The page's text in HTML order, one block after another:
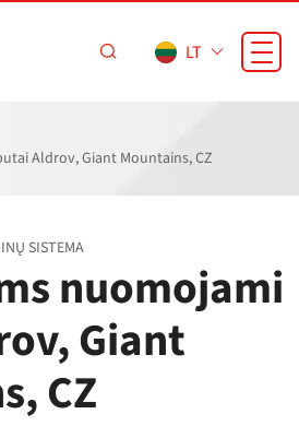
LT
Aldrov, Giant Mountains, CZ
SISTEMA
nuomojami
Giant
CZ